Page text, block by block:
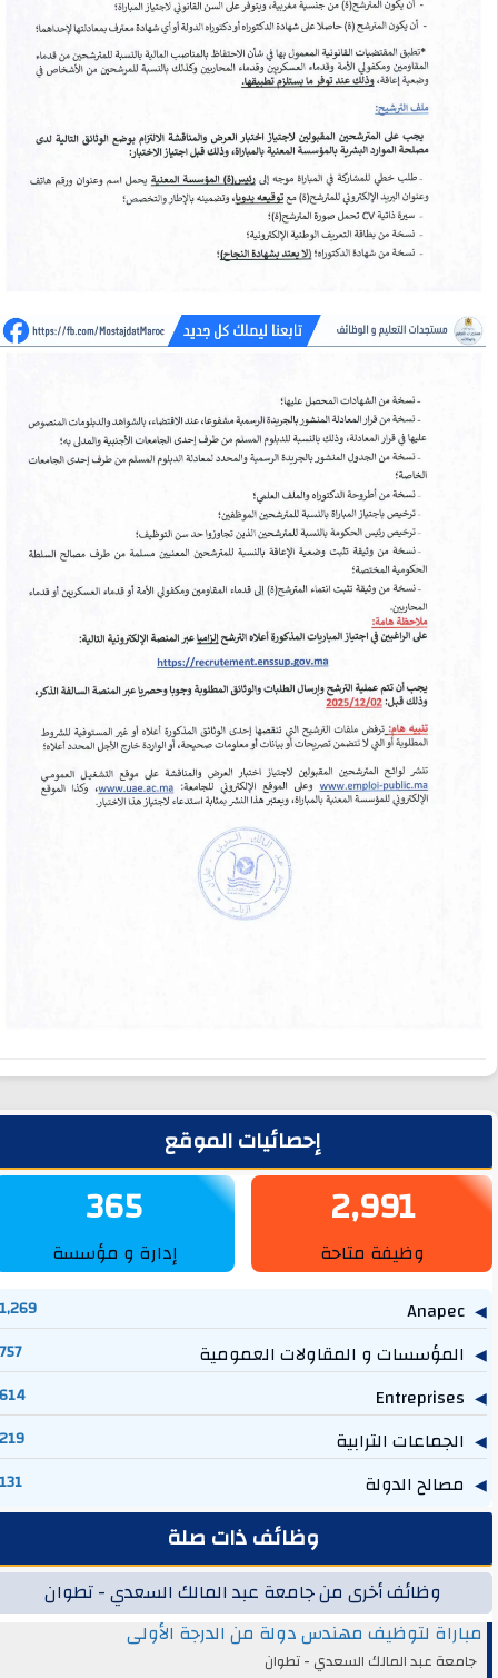
إحصائيات الموقع
2,991
وظيفة متاحة
365
إدارة و مؤسسة
Anapec
1,269
المؤسسات و المقاولات العمومية 757
Entreprises
614
الجماعات الترابية 219
مصالح الدولة 131
وظائف ذات صلة
وظائف أخرى من جامعة عبد المالك السعدي - تطوان
مباراة لتوظيف مهندس دولة من الدرجة الأولى
جامعة عبد المالك السعدي - تطوان